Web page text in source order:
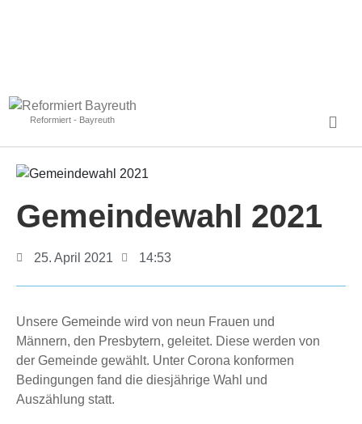
Reformiert - Bayreuth
Gemeindewahl 2021
25. April 2021 14:53
Unsere Gemeinde wird von neun Frauen und
Männern, den Presbytern, geleitet. Diese werden von
der Gemeinde gewählt. Unter Corona konformen
Bedingungen fand die diesjährige Wahl und
Auszählung statt.